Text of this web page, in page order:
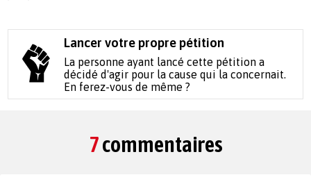
Lancer votre propre pétition
La personne ayant lancé cette pétition a
décidé d'agir pour la cause qui la concernait.
En ferez-vous de même ?
7commentaires